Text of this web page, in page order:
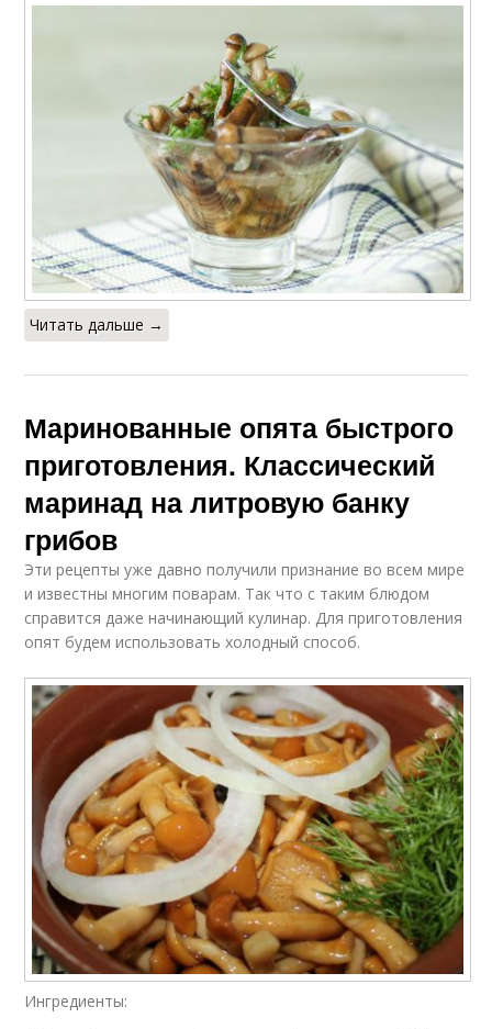
Читать дальше →
Маринованные опята быстрого
приготовления. Классический
маринад на литровую банку
грибов
Эти рецепты уже давно получили признание во всем мире
и известны многим поварам. Так что с таким блюдом
справится даже начинающий кулинар. Для приготовления
опят будем использовать холодный способ.
Ингредиенты: